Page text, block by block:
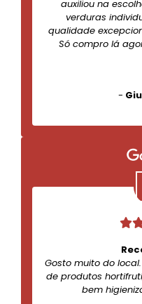
auxiliou na
verduras
qualidade
Só compro lá
-
Gosto muito do
de produtos
bem